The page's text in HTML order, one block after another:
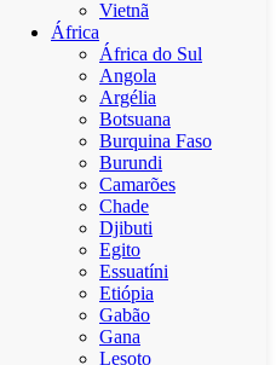
Vietnã
África
África do Sul
Angola
Argélia
Botsuana
Burquina Faso
Burundi
Camarões
Chade
Djibuti
Egito
Essuatíni
Etiópia
Gabão
Gana
Lesoto